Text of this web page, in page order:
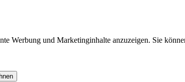
Werbung und Marketinginhalte anzuzeigen. Sie